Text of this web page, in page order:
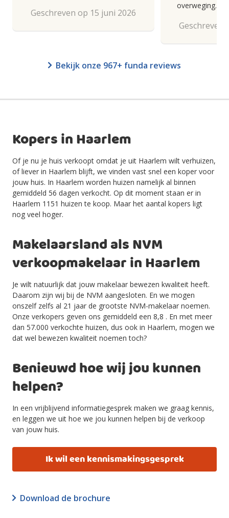
Geschreven op 15 juni 2026
overweging.
Geschreven
Bekijk onze 967+ funda reviews
Kopers in Haarlem
Of je nu je huis verkoopt omdat je uit Haarlem wilt verhuizen,
of liever in Haarlem blijft, we vinden vast snel een koper voor
jouw huis. In Haarlem worden huizen namelijk al binnen
gemiddeld 56 dagen verkocht. Op dit moment staan er in
Haarlem 1151 huizen te koop. Maar het aantal kopers ligt
nog veel hoger.
Makelaarsland als NVM
verkoopmakelaar in Haarlem
Je wilt natuurlijk dat jouw makelaar bewezen kwaliteit heeft.
Daarom zijn wij bij de NVM aangesloten. En we mogen
onszelf zelfs al 21 jaar de grootste NVM-makelaar noemen.
Onze verkopers geven ons gemiddeld een 8,8 . En met meer
dan 57.000 verkochte huizen, dus ook in Haarlem, mogen we
dat wel bewezen kwaliteit noemen toch?
Benieuwd hoe wij jou kunnen
helpen?
In een vrijblijvend informatiegesprek maken we graag kennis,
en leggen we uit hoe we jou kunnen helpen bij de verkoop
van jouw huis.
Ik wil een kennismakingsgesprek
Download de brochure